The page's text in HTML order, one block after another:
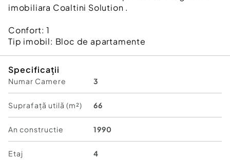
imobiliara Coaltini Solution .
Confort:1
Tip imobil: Bloc de apartamente
Specificații
Numar Camere 3
Suprafață utilă (m²) 66
An constructie 1990
Etaj 4